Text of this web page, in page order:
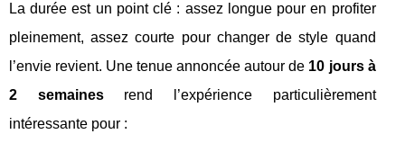
La durée est un point clé : assez longue pour en profiter
pleinement, assez courte pour changer de style quand
l’envie revient. Une tenue annoncée autour de 10 jours à
2 semainesrend l’expérience particulièrement
intéressante pour :